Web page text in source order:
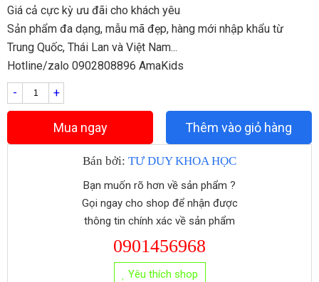
Giá cả cực kỳ ưu đãi cho khách yêu
Sản phẩm đa dạng, mẫu mã đẹp, hàng mới nhập khẩu từ
Trung Quốc, Thái Lan và Việt Nam...
Hotline/zalo 0902808896 AmaKids
-
+
Mua ngay Thêm vào giỏ hàng
Bán bởi: TƯ DUY KHOA HỌC
Bạn muốn rõ hơn về sản phẩm ?
Gọi ngay cho shop để nhận được
thông tin chính xác về sản phẩm
0901456968
Yêu thích shop